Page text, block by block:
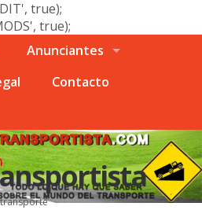
true);
true);
Anunciantes
Contacto